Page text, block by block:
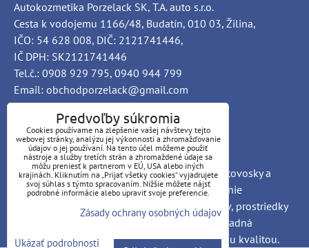
Autokozmetika Porzelack SK, T.A. auto s.r.o.
Cesta k vodojemu 1166/48, Budatín, 010 03, Žilina,
IČO: 54 628 008, DIČ: 2121741446,
IČ DPH: SK2121741446
Tel.č.: 0908 929 795, 0940 944 799
Email: obchodporzelack@gmail.com
INFO
PORZELACK SK Autochémia, car-detailing, autovosky a
brúsne pasty, čističe interiéru a exteriéru, čistenie
nákladných vozidiel, ošetrovanie automobilov, prostriedky
pre autoumyvárne a priemyselné objekty, výhradná
distribúcia Nemeckých produktov so zaručenou kvalitou.
Predvoľby súkromia
Cookies používame na zlepšenie vašej návštevy tejto
webovej stránky, analýzu jej výkonnosti a zhromažďovanie
údajov o jej používaní. Na tento účel môžeme použiť
nástroje a služby tretích strán a zhromaždené údaje sa
môžu preniesť k partnerom v EÚ, USA alebo iných
krajinách. Kliknutím na „Prijať všetky cookies“ vyjadrujete
svoj súhlas s týmto spracovaním. Nižšie môžete nájsť
podrobné informácie alebo upraviť svoje preferencie.
Zásady ochrany osobných údajov
Ukázať podrobnosti